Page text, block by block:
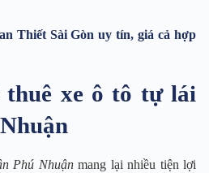
Thiết Sài Gòn uy tín, giá cả hợp
xe ô tô tự lái
Phú Nhuậnmang lại nhiều tiện lợi